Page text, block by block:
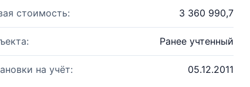
стоимость: 3 360 990,7
Ранее учтенный
на учёт: 05.12.2011